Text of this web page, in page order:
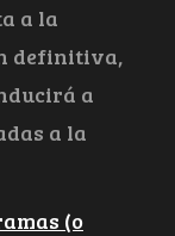
a la
definitiva,
a
a la
(o